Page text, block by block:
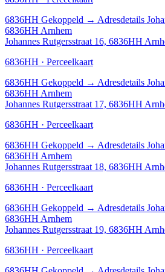
6836HH Gekoppeld → Adresdetails
6836HH Arnhem
Johannes Rutgersstraat 16, 6836HH
6836HH · Perceelkaart
6836HH Gekoppeld → Adresdetails
6836HH Arnhem
Johannes Rutgersstraat 17, 6836HH
6836HH · Perceelkaart
6836HH Gekoppeld → Adresdetails
6836HH Arnhem
Johannes Rutgersstraat 18, 6836HH
6836HH · Perceelkaart
6836HH Gekoppeld → Adresdetails
6836HH Arnhem
Johannes Rutgersstraat 19, 6836HH
6836HH · Perceelkaart